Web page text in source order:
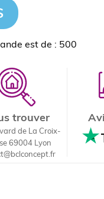
est de : 500
trouver
de La Croix-
69004 Lyon